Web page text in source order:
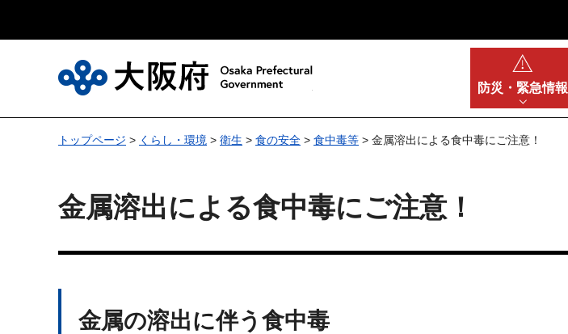
防災・ 緊急情報
トップページ > くらし・環境 > 衛生 > 食の安全 > 食中毒等 > 金属溶出による食中毒にご注意！
金属溶出による食中毒にご注意！
金属の溶出に伴う食中毒